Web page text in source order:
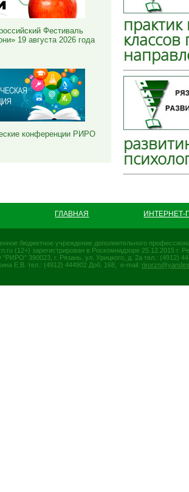
Фестиваль
19 августа 2026 года
конференции РИРО
классов
ГЛАВНАЯ
бюджетное учреждение дополнительного
(12+) зарегистрирован в Роскомнадзоре 25.12.2015
390023, г. Рязань, ул. Урицкого, д. 2а тел.: (4912)
Е.В. тел.: (4912) 444902 Доб. 168, e-mail: